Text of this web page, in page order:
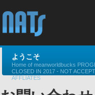
ようこそ
Home of meanworldbucks
CLOSED IN 2017 - NOT
AFFLIATES